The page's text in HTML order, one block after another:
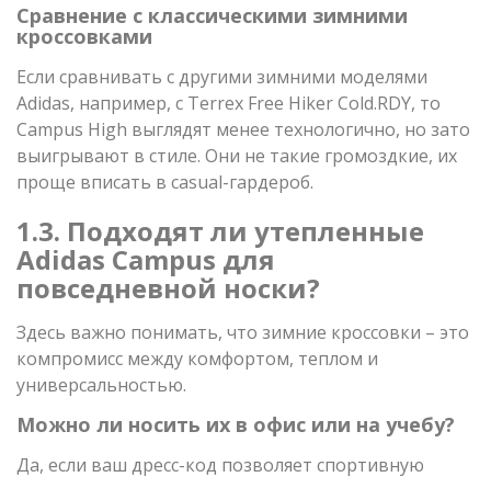
Сравнение с классическими зимними
кроссовками
Если сравнивать с другими зимними моделями
Adidas, например, с Terrex Free Hiker Cold.RDY, то
Campus High выглядят менее технологично, но зато
выигрывают в стиле. Они не такие громоздкие, их
проще вписать в casual-гардероб.
1.3. Подходят ли утепленные
Adidas Campus для
повседневной носки?
Здесь важно понимать, что зимние кроссовки – это
компромисс между комфортом, теплом и
универсальностью.
Можно ли носить их в офис или на учебу?
Да, если ваш дресс-код позволяет спортивную